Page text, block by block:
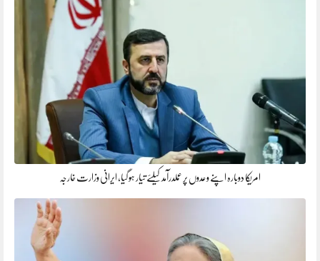
امریکا دوبارہ اپنے وعدوں پر عملدرآمد کیلئے تیار ہو گیا، ایرانی وزارت خارجہ